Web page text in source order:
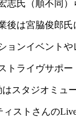
志氏（順不同）
後は宮脇俊郎氏
ョンイベントや
トライヴサポー
はスタジオミュ
ィストさんの